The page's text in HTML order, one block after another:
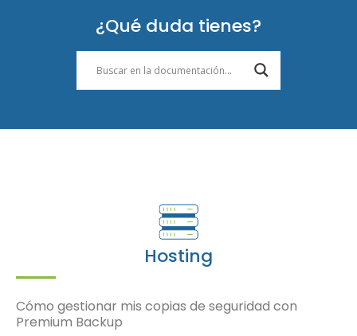
¿Qué duda tienes?
Hosting
Cómo gestionar mis copias de seguridad con
Premium Backup